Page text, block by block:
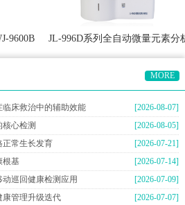
JL-996D系列全自动微量元素分析
MORE
[2026-08-07]
床救治中的辅助效能
[2026-08-05]
核心检测
[2026-07-21]
正常生长发育
[2026-07-14]
根基
[2026-07-09]
巡回健康检测应用
[2026-07-07]
康管理升级迭代